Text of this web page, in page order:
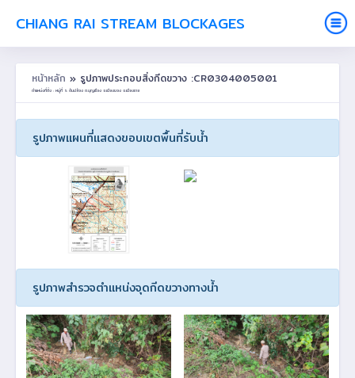
CHIANG RAI STREAM BLOCKAGES
หน้าหลัก » รูปภาพประกอบสิ่งกีดขวาง :CR0304005001
ตำแหน่งที่ตั้ง : หมู่ที่ 5 ต้นปล้อง ต.บุญเรือง อ.เชียงของ จ.เชียงราย
รูปภาพแผนที่แสดงขอบเขตพื้นที่รับน้ำ
รูปภาพสำรวจตำแหน่งจุดกีดขวางทางน้ำ